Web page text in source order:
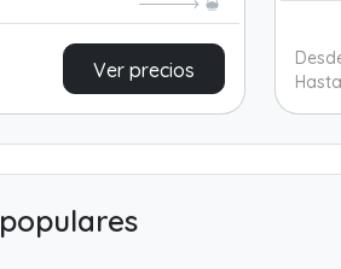
Ver precios Hasta